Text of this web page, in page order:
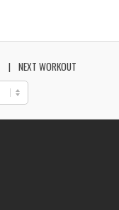
NEXT WORKOUT